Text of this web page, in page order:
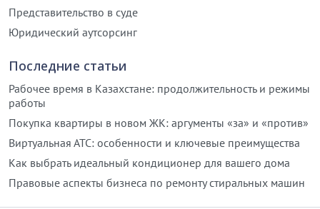
Представительство в суде
Юридический аутсорсинг
Последние статьи
Рабочее время в Казахстане: продолжительность и режимы
работы
Покупка квартиры в новом ЖК: аргументы «за» и «против»
Виртуальная АТС: особенности и ключевые преимущества
Как выбрать идеальный кондиционер для вашего дома
Правовые аспекты бизнеса по ремонту стиральных машин